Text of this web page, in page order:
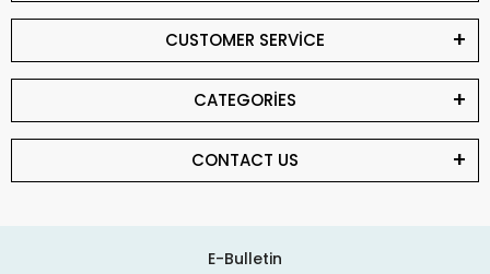
CUSTOMER SERVİCE
CATEGORİES
CONTACT US
E-Bulletin